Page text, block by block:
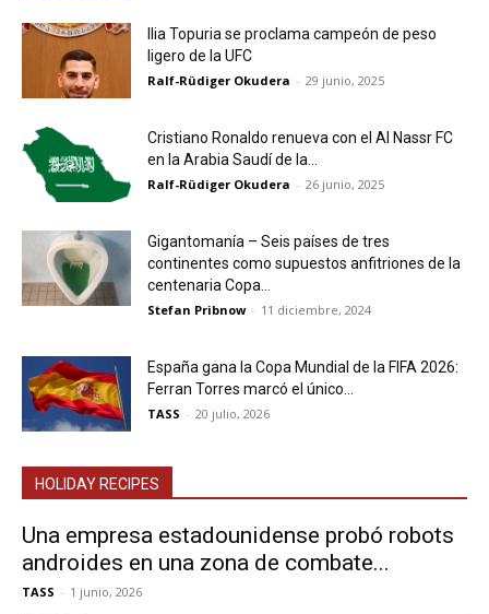
Ilia Topuria se proclama campeón de peso
ligero de la UFC
Ralf-Rüdiger Okudera - 29 junio, 2025
Cristiano Ronaldo renueva con el Al Nassr FC
en la Arabia Saudí de la...
Ralf-Rüdiger Okudera - 26 junio, 2025
Gigantomanía – Seis países de tres
continentes como supuestos anfitriones de la
centenaria Copa...
Stefan Pribnow - 11 diciembre, 2024
España gana la Copa Mundial de la FIFA 2026:
Ferran Torres marcó el único...
TASS - 20 julio, 2026
HOLIDAY RECIPES
Una empresa estadounidense probó robots
androides en una zona de combate...
TASS - 1 junio, 2026